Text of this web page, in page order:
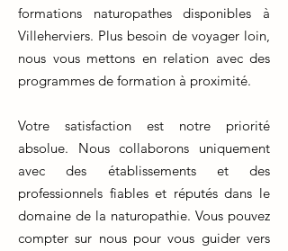
formations naturopathes disponibles à
Villeherviers. Plus besoin de voyager loin,
nous vous mettons en relation avec des
programmes de formation à proximité.
Votre satisfaction est notre priorité
absolue. Nous collaborons uniquement
avec des établissements et des
professionnels fiables et réputés dans le
domaine de la naturopathie. Vous pouvez
compter sur nous pour vous guider vers